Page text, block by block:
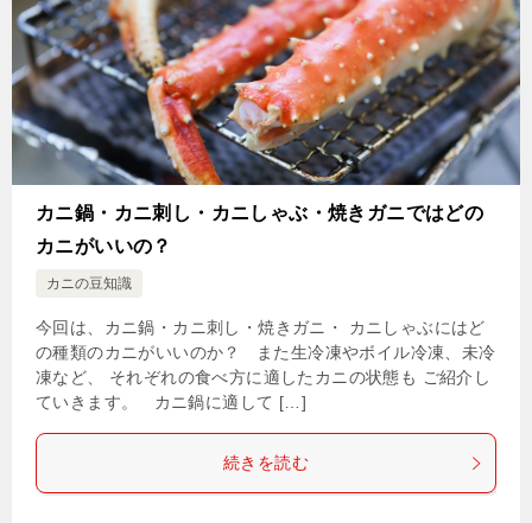
カニ鍋・カニ刺し・カニしゃぶ・焼きガニではどの
カニがいいの？
カニの豆知識
今回は、カニ鍋・カニ刺し・焼きガニ・ カニしゃぶにはど
の種類のカニがいいのか？ また生冷凍やボイル冷凍、未冷
凍など、 それぞれの食べ方に適したカニの状態も ご紹介し
ていきます。 カニ鍋に適して […]
続きを読む